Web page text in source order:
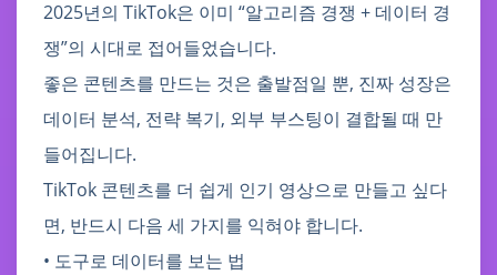
2025년의 TikTok은 이미 “알고리즘 경쟁 + 데이터 경
쟁”의 시대로 접어들었습니다.
좋은 콘텐츠를 만드는 것은 출발점일 뿐, 진짜 성장은
데이터 분석, 전략 복기, 외부 부스팅이 결합될 때 만
들어집니다.
TikTok 콘텐츠를 더 쉽게 인기 영상으로 만들고 싶다
면, 반드시 다음 세 가지를 익혀야 합니다.
• 도구로 데이터를 보는 법